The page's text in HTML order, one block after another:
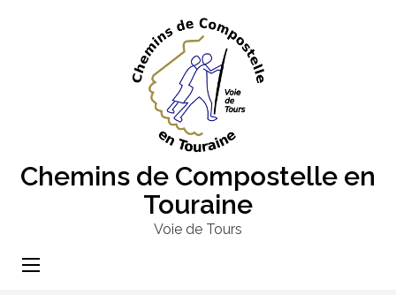
Chemins de Compostelle en
Touraine
Voie de Tours